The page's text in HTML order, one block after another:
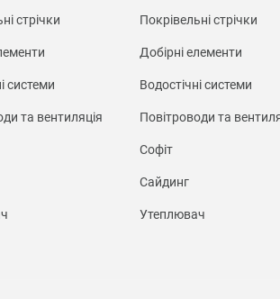
стрічки
системи
та вентиляція
Покрівельні стрічки
Добірні елементи
Водостічні системи
Повітроводи та
Софіт
Сайдинг
Утеплювач